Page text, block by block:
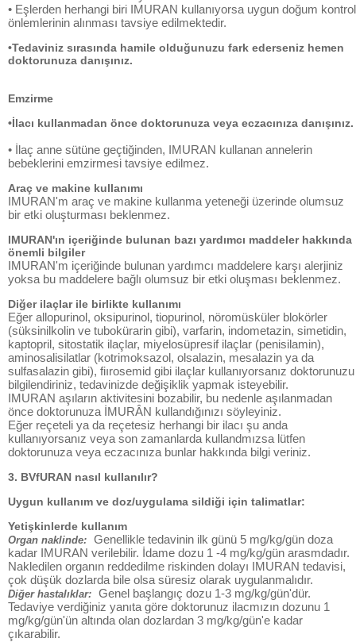
• Eşlerden herhangi biri IMURAN kullanıyorsa uygun doğum kontrol
önlemlerinin alınması tavsiye edilmektedir.
•Tedaviniz sırasında hamile olduğunuzu fark ederseniz hemen
doktorunuza danışınız.
Emzirme
•İlacı kullanmadan önce doktorunuza veya eczacınıza danışınız.
• İlaç anne sütüne geçtiğinden, IMURAN kullanan annelerin
bebeklerini emzirmesi tavsiye edilmez.
Araç ve makine kullanımı
IMURAN'm araç ve makine kullanma yeteneği üzerinde olumsuz
bir etki oluşturması beklenmez.
IMURAN'ın içeriğinde bulunan bazı yardımcı maddeler hakkında
önemli bilgiler
IMURAN'm içeriğinde bulunan yardımcı maddelere karşı alerjiniz
yoksa bu maddelere bağlı olumsuz bir etki oluşması beklenmez.
Diğer ilaçlar ile birlikte kullanımı
Eğer allopurinol, oksipurinol, tiopurinol, nöromüsküler blokörler
(süksinilkolin ve tubokürarin gibi), varfarin, indometazin, simetidin,
kaptopril, sitostatik ilaçlar, miyelosüpresif ilaçlar (penisilamin),
aminosalisilatlar (kotrimoksazol, olsalazin, mesalazin ya da
sulfasalazin gibi), fiırosemid gibi ilaçlar kullanıyorsanız doktorunuzu
bilgilendiriniz, tedavinizde değişiklik yapmak isteyebilir.
IMURAN aşıların aktivitesini bozabilir, bu nedenle aşılanmadan
önce doktorunuza İMURÂN kullandığınızı söyleyiniz.
Eğer reçeteli ya da reçetesiz herhangi bir ilacı şu anda
kullanıyorsanız veya son zamanlarda kullandmızsa lütfen
doktorunuza veya eczacınıza bunlar hakkında bilgi veriniz.
3. BVfURAN nasıl kullanılır?
Uygun kullanım ve doz/uygulama sildiği için talimatlar:
Yetişkinlerde kullanım
Organ naklinde: Genellikle tedavinin ilk günü 5 mg/kg/gün doza
kadar IMURAN verilebilir. İdame dozu 1 -4 mg/kg/gün arasmdadır.
Nakledilen organın reddedilme riskinden dolayı IMURAN tedavisi,
çok düşük dozlarda bile olsa süresiz olarak uygulanmalıdır.
Diğer hastalıklar: Genel başlangıç dozu 1-3 mg/kg/gün'dür.
Tedaviye verdiğiniz yanıta göre doktorunuz ilacmızın dozunu 1
mg/kg/gün'ün altında olan dozlardan 3 mg/kg/gün'e kadar
çıkarabilir.